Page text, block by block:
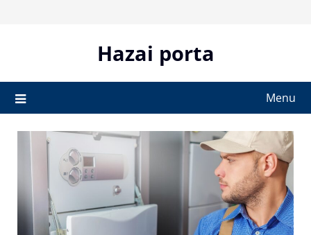
Hazai porta
Menu